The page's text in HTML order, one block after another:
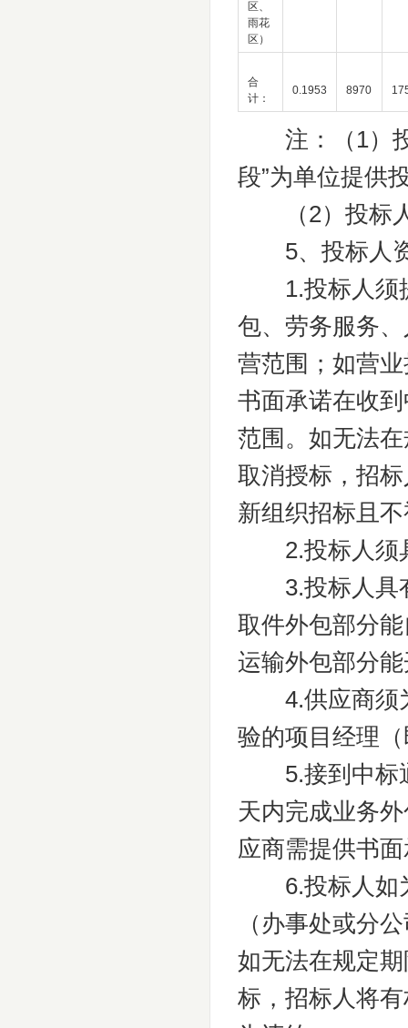
区、
雨花
区）
合
计：
0.1953 8970
注：（1）投
段”为单位提供
（2）投标人
5、投标人
1.投标人须提
包、劳务服务
营范围；如营
书面承诺在收
范围。如无法
取消授标，招
新组织招标且
2.投标人须具
3.投标人具有
取件外包部分
运输外包部分
4.供应商须为
验的项目经理
5.接到中标通
天内完成业务
应商需提供书
6.投标人如为
（办事处或分
如无法在规定
标，招标人将